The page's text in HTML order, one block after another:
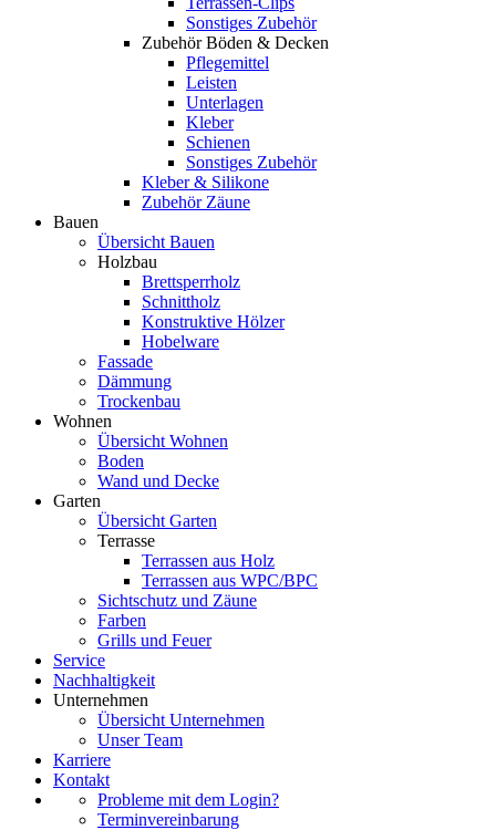
Sonstiges Zubehör
Zubehör Böden & Decken
Pflegemittel
Leisten
Unterlagen
Kleber
Schienen
Sonstiges Zubehör
Kleber & Silikone
Zubehör Zäune
Bauen
Übersicht Bauen
Holzbau
Brettsperrholz
Schnittholz
Konstruktive Hölzer
Hobelware
Fassade
Dämmung
Trockenbau
Wohnen
Übersicht Wohnen
Boden
Wand und Decke
Garten
Übersicht Garten
Terrasse
Terrassen aus Holz
Terrassen aus WPC/BPC
Sichtschutz und Zäune
Farben
Grills und Feuer
Service
Nachhaltigkeit
Unternehmen
Übersicht Unternehmen
Unser Team
Karriere
Kontakt
Probleme mit dem Login?
Terminvereinbarung